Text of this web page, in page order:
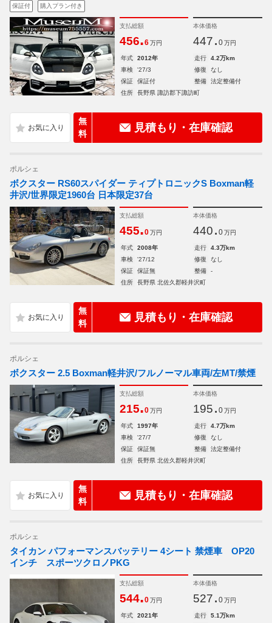
保証付 購入プラン付き
支払総額
456.6 万円
本体価格
447. 0 万円
年式 2012年 走行
4.2万km
車検
'27/3 修復
なし
保証
保証付 整備
法定整備付
住所
長野県 諏訪郡下諏訪町
無
料
見積もり・在庫確認
ポルシェ
ボクスター RS60スパイダー ティプトロニックS Boxman軽
井沢/世界限定1960台 日本限定37台
支払総額
455.0 万円
本体価格
440. 0 万円
年式 2008年 走行
4.3万km
車検
'27/12 修復
なし
保証
保証無 整備
-
住所
長野県 北佐久郡軽井沢町
無
料
見積もり・在庫確認
ポルシェ
ボクスター 2.5 Boxman軽井沢/フルノーマル車両/左MT/禁煙
支払総額
215.0 万円
本体価格
195. 0 万円
年式 1997年 走行
4.7万km
車検
'27/7 修復
なし
保証
保証無 整備
法定整備付
住所
長野県 北佐久郡軽井沢町
無
料
見積もり・在庫確認
ポルシェ
タイカン パフォーマンスバッテリー 4シート 禁煙車 OP20
インチ スポーツクロノPKG
支払総額
544.0 万円
本体価格
527. 0 万円
年式 2021年 走行
5.1万km